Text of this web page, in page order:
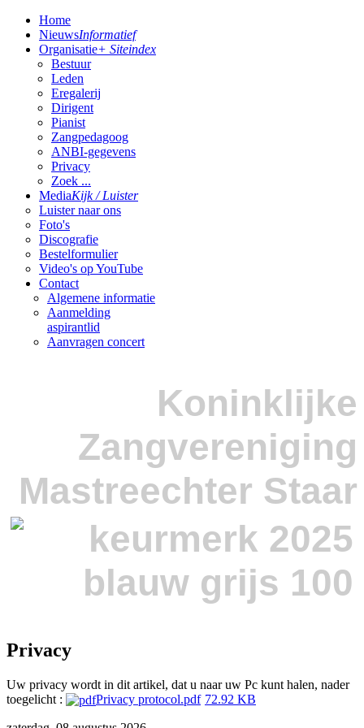
Home
NieuwsInformatief
Organisatie+ Siteindex
Bestuur
Leden
Eregalerij
Dirigent
Pianist
Zangpedagoog
ANBI-gegevens
Privacy
Zoek ...
MediaKijk / Luister
Luister naar ons
Foto's
Discografie
Bestelformulier
Video's op YouTube
Contact
Algemene informatie
Aanmelding
aspirantlid
Aanvragen concert
Koninklijke
Zangvereniging
Mastreechter Staar
Privacy
Uw privacy wordt in dit artikel, dat u naar uw Pc kunt halen, nader
toegelicht :
Privacy protocol.pdf 72.92 KB